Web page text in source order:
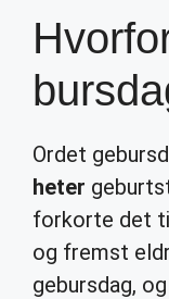
Ordet
heter
forkorte det
og fremst
gebursdag,